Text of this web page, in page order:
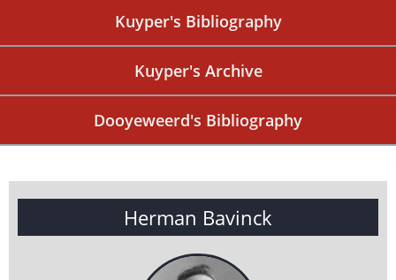
Kuyper's Bibliography
Kuyper's Archive
Dooyeweerd's Bibliography
Herman Bavinck